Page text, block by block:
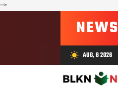
-->
NEWS
wb_sunny AUG, 6 2026